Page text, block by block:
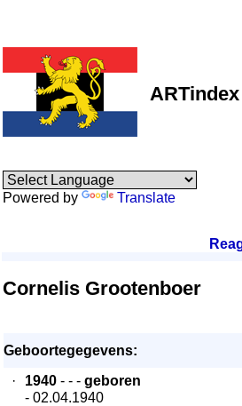
Powered by Translate
Cornelis Grootenboer
Geboortegegevens:
·
1940 - - - geboren
- 02.04.1940